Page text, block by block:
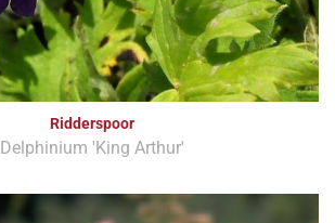
Ridderspoor
Delphinium 'King Arthur'